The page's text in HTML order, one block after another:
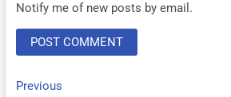
Notify me of new posts by email.
Post
PreviousPrevious